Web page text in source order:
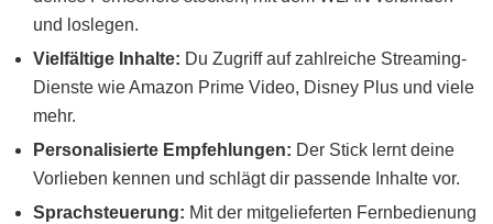
und loslegen.
Vielfältige Inhalte: Du Zugriff auf zahlreiche Streaming-
Dienste wie Amazon Prime Video, Disney Plus und viele
mehr.
Personalisierte Empfehlungen: Der Stick lernt deine
Vorlieben kennen und schlägt dir passende Inhalte vor.
Sprachsteuerung: Mit der mitgelieferten Fernbedienung